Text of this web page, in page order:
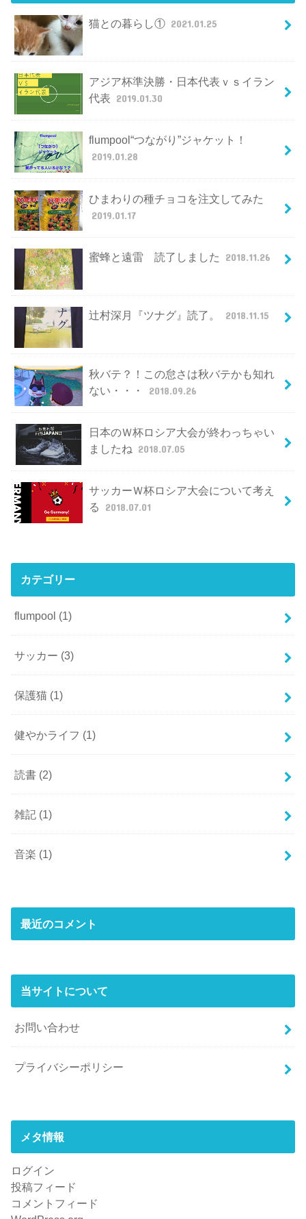
猫との暮らし① 2021.01.25
アジア杯準決勝・日本代表ｖｓイラン
代表 2019.01.30
flumpool“つながり”ジャケット！
2019.01.28
ひまわりの種チョコを注文してみた
2019.01.17
蜜蜂と遠雷 読了しました 2018.11.26
辻村深月『ツナグ』読了。 2018.11.15
秋バテ？！この怠さは秋バテかも知れ
ない・・・
2018.09.26
日本のＷ杯ロシア大会が終わっちゃい
ましたね 2018.07.05
サッカーＷ杯ロシア大会について考え
る
2018.07.01
カテゴリー
flumpool (1)
サッカー (3)
保護猫 (1)
健やかライフ (1)
読書 (2)
雑記 (1)
音楽 (1)
最近のコメント
当サイトについて
お問い合わせ
プライバシーポリシー
メタ情報
ログイン
投稿フィード
コメントフィード